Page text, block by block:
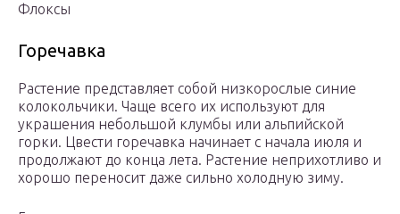
Флоксы
Горечавка
Растение представляет собой низкорослые синие
колокольчики. Чаще всего их используют для
украшения небольшой клумбы или альпийской
горки. Цвести горечавка начинает с начала июля и
продолжают до конца лета. Растение неприхотливо и
хорошо переносит даже сильно холодную зиму.